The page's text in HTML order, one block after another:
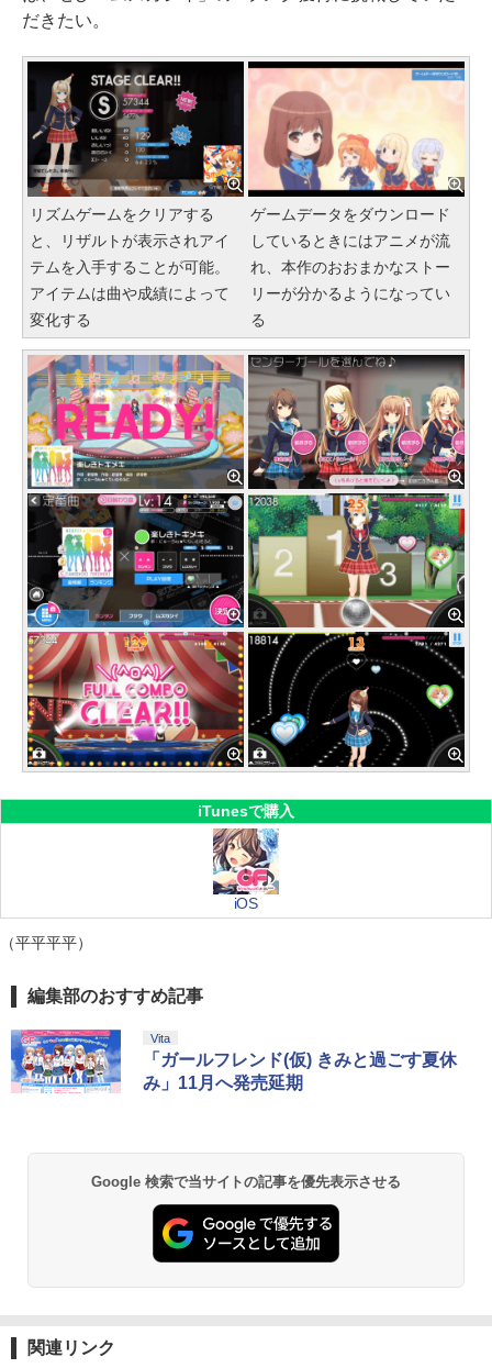
だきたい。
リズムゲームをクリアする
と、リザルトが表示されアイ
テムを入手することが可能。
アイテムは曲や成績によって
変化する
ゲームデータをダウンロード
しているときにはアニメが流
れ、本作のおおまかなストー
リーが分かるようになってい
る
iTunesで購入
iOS
（平平平平）
編集部のおすすめ記事
Vita
「ガールフレンド(仮) きみと過ごす夏休
み」11月へ発売延期
Google 検索で当サイトの記事を優先表示させる
関連リンク